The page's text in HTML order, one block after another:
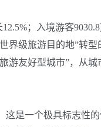
；入境游客
界级旅游目的地”转
游友好型城市”，从城
这是一个极具标志